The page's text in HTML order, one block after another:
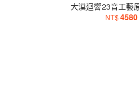
大漠迴響23音工藝
NT$4580